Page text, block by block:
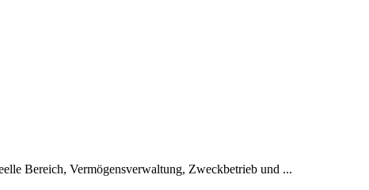
Bereich, Vermögensverwaltung, Zweckbetrieb und ...